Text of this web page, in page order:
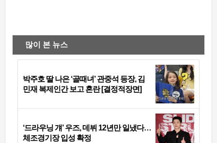
많이 본 뉴스
박주호 딸 나은 ‘골때녀’ 관중석 등장, 김
민재 복제인간 보고 혼란 [결정적장면]
‘드라우닝 걔’ 우즈, 데뷔 12년만 일냈다…
체조경기장 입성 확정